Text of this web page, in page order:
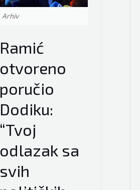
Arhiv
Ramić
otvoreno
poručio
Dodiku:
“Tvoj
odlazak sa
svih